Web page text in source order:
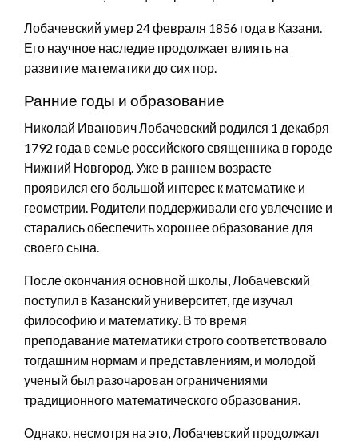
Лобачевский умер 24 февраля 1856 года в Казани.
Его научное наследие продолжает влиять на
развитие математики до сих пор.
Ранние годы и образование
Николай Иванович Лобачевский родился 1 декабря
1792 года в семье российского священника в городе
Нижний Новгород. Уже в раннем возрасте
проявился его большой интерес к математике и
геометрии. Родители поддерживали его увлечение и
старались обеспечить хорошее образование для
своего сына.
После окончания основной школы, Лобачевский
поступил в Казанский университет, где изучал
философию и математику. В то время
преподавание математики строго соответствовало
тогдашним нормам и представлениям, и молодой
ученый был разочарован ограничениями
традиционного математического образования.
Однако, несмотря на это, Лобачевский продолжал